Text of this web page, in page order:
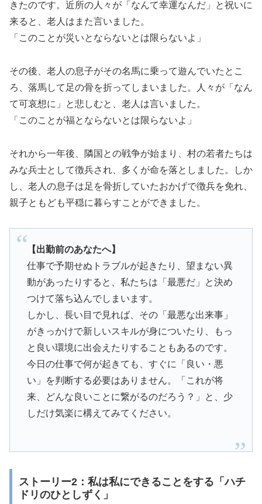
きたのです。近所の人々が「なんて幸運なんだ」と祝いに
来ると、老人はまた言いました。
「このことが災いとならないとは限らないよ」
その後、老人の息子がその名馬に乗って遊んでいたとこ
ろ、落馬して足の骨を折ってしまいました。人々が「なん
て可哀想に」と悲しむと、老人は言いました。
「このことが福とならないとは限らないよ」
それから一年後、隣国との戦争が始まり、村の若者たちは
みな兵士として徴兵され、多くが命を落としました。しか
し、老人の息子は足を骨折していたおかげで徴兵を免れ、
親子ともども平穏に暮らすことができました。
【出勤前のあなたへ】
仕事で予期せぬトラブルが起きたり、望まない異
動があったりすると、私たちは「最悪だ」と決め
つけて落ち込んでしまいます。
しかし、長い目で見れば、その「最悪な出来事」
がきっかけで新しいスキルが身についたり、もっ
と良い環境に出会えたりすることもあるのです。
今日の仕事で何が起きても、すぐに「良い・悪
い」を判断する必要はありません。「これが将
来、どんな良いことに繋がるのだろう？」と、少
しだけ気楽に構えてみてください。
ストーリー2：私は私にできることをする「ハチ
ドリのひとしずく」